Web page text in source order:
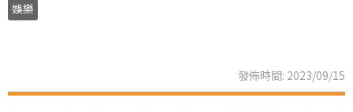
娛樂
發佈時間: 2023/09/15